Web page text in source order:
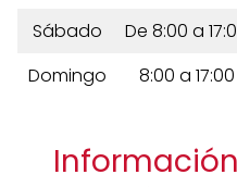
Sábado
De 8:00 a
Domingo
8:00 a 17:00